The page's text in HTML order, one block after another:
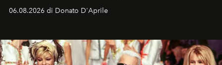
Italia la sua style evolution.
06.08.2026 di Donato D'Aprile